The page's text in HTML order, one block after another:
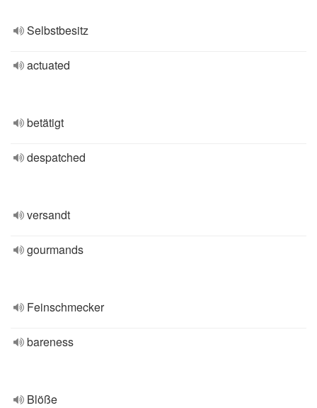
Selbstbesitz
actuated
betätigt
despatched
versandt
gourmands
Feinschmecker
bareness
Blöße